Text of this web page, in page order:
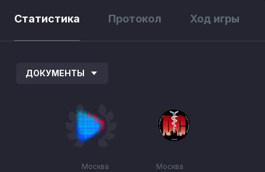
Статистика Протокол Ход игры
ДОКУМЕНТЫ
Москва Москва